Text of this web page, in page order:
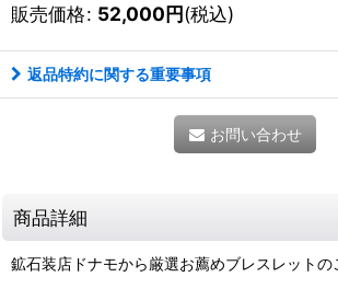
販売価格: 52,000円(税込)
返品特約に関する重要事項
お問い合わせ
商品詳細
鉱石装店ドナモから厳選お薦めブレスレットの